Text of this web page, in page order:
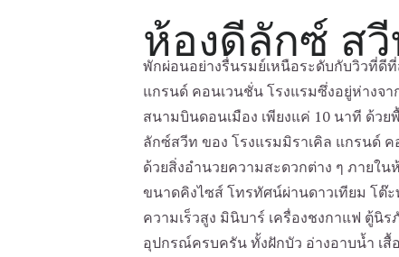
ห้องดีลักซ์ ส
พักผ่อนอย่างรื่นรมย์เหนือระดับกับวิวที่ดี
แกรนด์ คอนเวนชั่น โรงแรมซึ่งอยู่ห่างจ
สนามบินดอนเมือง เพียงแค่ 10 นาที ด้ว
ลักซ์สวีท ของ โรงแรมมิราเคิล แกรนด์
ด้วยสิ่งอำนวยความสะดวกต่าง ๆ ภายใน
ขนาดคิงไซส์ โทรทัศน์ผ่านดาวเทียม โต๊ะ
ความเร็วสูง มินิบาร์ เครื่องชงกาแฟ ตู้นิ
อุปกรณ์ครบครัน ทั้งฝักบัว อ่างอาบน้ำ เสื้